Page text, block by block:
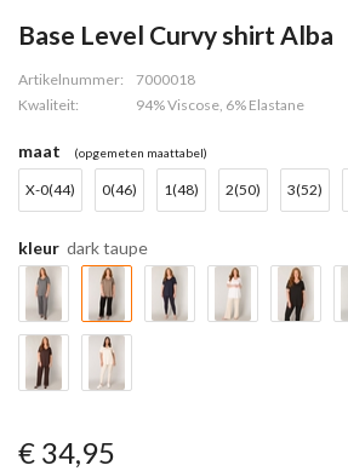
Base Level Curvy shirt Alba
Artikelnummer:
7000018
Kwaliteit:
94% Viscose, 6% Elastane
maat (opgemeten maattabel)
X-0(44) 0(46) 1(48) 2(50) 3(52)
kleur dark taupe
€ 34,95